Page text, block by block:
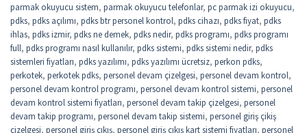
parmak okuyucu sistem, parmak okuyucu telefonlar, pc parmak izi okuyucu,
pdks, pdks açılımı, pdks btr personel kontrol, pdks cihazı, pdks fiyat, pdks
ihlas, pdks izmir, pdks ne demek, pdks nedir, pdks programı, pdks programı
full, pdks programı nasıl kullanılır, pdks sistemi, pdks sistemi nedir, pdks
sistemleri fiyatları, pdks yazılımı, pdks yazılımı ücretsiz, perkon pdks,
perkotek, perkotek pdks, personel devam çizelgesi, personel devam kontrol,
personel devam kontrol programı, personel devam kontrol sistemi, personel
devam kontrol sistemi fiyatları, personel devam takip çizelgesi, personel
devam takip programı, personel devam takip sistemi, personel giriş çikiş
çizelgesi, personel giriş çıkış, personel giriş çıkış kart sistemi fiyatları, personel